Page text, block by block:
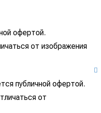
офертой.
от изображения
публичной офертой.
от